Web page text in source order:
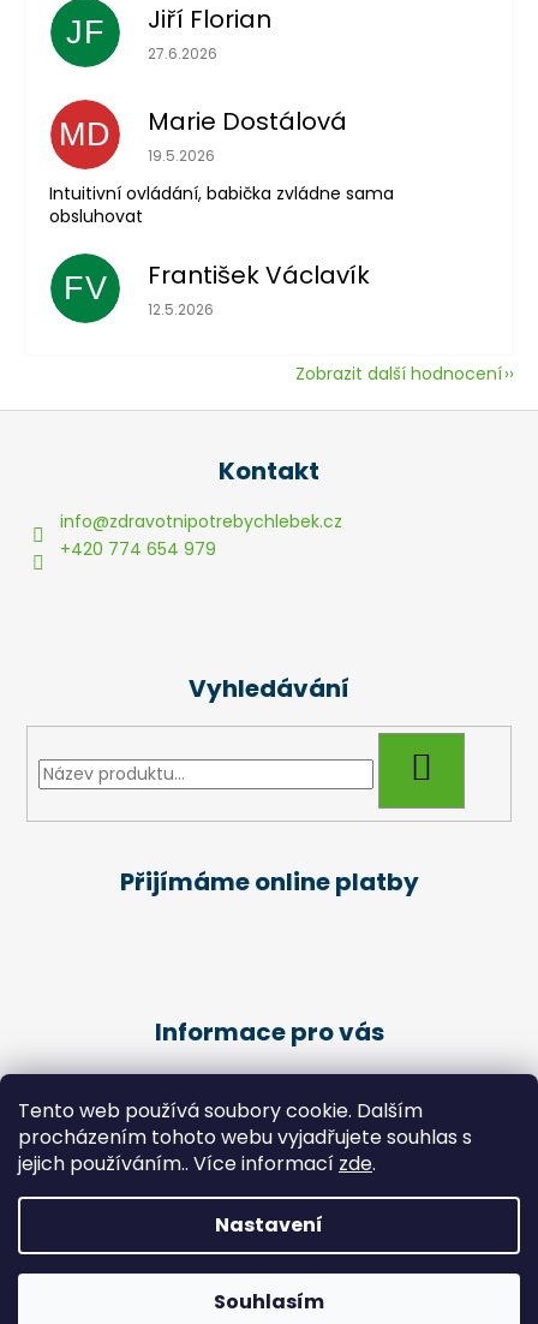
Tento web používá soubory cookie. Dalším
procházením tohoto webu vyjadřujete souhlas s
jejich používáním.. Více informací zde.
Nastavení
Souhlasím
JF Jiří Florian
Hodnocení obchodu je 5 z 5 hvězdiček.
27.6.2026
MD Marie Dostálová
Hodnocení obchodu je 5 z 5 hvězdiček.
19.5.2026
Intuitivní ovládání, babička zvládne sama
obsluhovat
FV František Václavík
Hodnocení obchodu je 5 z 5 hvězdiček.
12.5.2026
Zobrazit další hodnocení
Kontakt
info@zdravotnipotrebychlebek.cz
+420 774 654 979
Vyhledávání
Přijímáme online platby
Informace pro vás
Podmínky ochrany osobních údajů
Kariéra
Péče o klienty - Pedikúra
Copyright 2026Zdravotní potřeby Chlebek. Všechna
práva vyhrazena.